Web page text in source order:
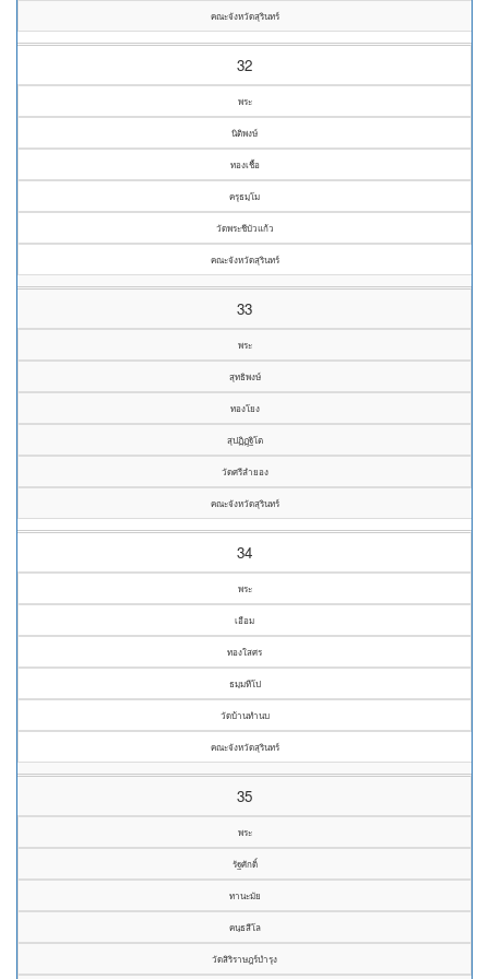
คณะจังหวัดสุรินทร์
32
พระ
นิติพงษ์
ทองเชื้อ
ครุธมฺโม
วัดพระชีบัวแก้ว
คณะจังหวัดสุรินทร์
33
พระ
สุทธิพงษ์
ทองโยง
สุปฏิฏฺฐิโต
วัดศรีลำยอง
คณะจังหวัดสุรินทร์
34
พระ
เอือม
ทองใสศร
ธมฺมทีโป
วัดบ้านทำนบ
คณะจังหวัดสุรินทร์
35
พระ
รัฐศักดิ์
ทานะมัย
คนฺธสีโล
วัดสิริราษฎร์บำรุง